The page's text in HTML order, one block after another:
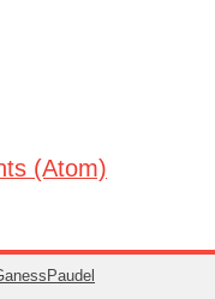
(Atom)